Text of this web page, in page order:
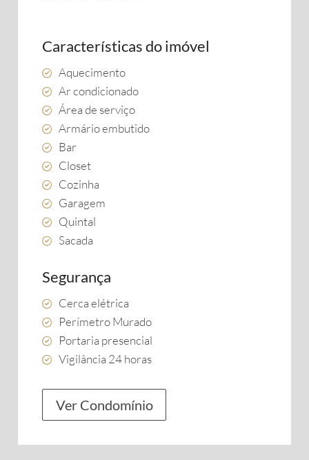
Características do imóvel
Aquecimento
Ar condicionado
Área de serviço
Armário embutido
Bar
Closet
Cozinha
Garagem
Quintal
Sacada
Segurança
Cerca elétrica
Perímetro Murado
Portaria presencial
Vigilância 24 horas
Ver Condomínio